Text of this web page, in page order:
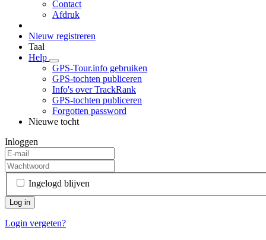
Contact
Afdruk
Nieuw registreren
Taal
Help
GPS-Tour.info gebruiken
GPS-tochten publiceren
Info's over TrackRank
GPS-tochten publiceren
Forgotten password
Nieuwe tocht
Inloggen
Ingelogd blijven
Login vergeten?